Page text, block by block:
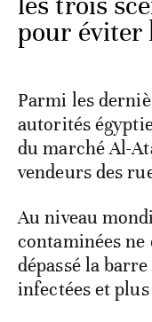
pour éviter
Parmi les
autorités
du marché Al-
vendeurs des
Au niveau
contaminées ne
dépassé la
infectées et